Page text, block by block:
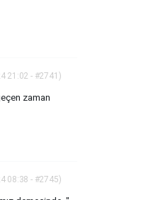
21:02 - #2741)
zaman
08:38 - #2745)